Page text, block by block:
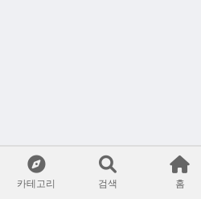
카테고리 검색 홈